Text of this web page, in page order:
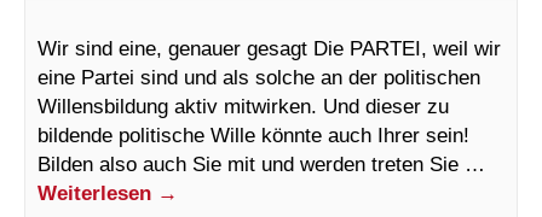
Wir sind eine, genauer gesagt Die PARTEI, weil wir
eine Partei sind und als solche an der politischen
Willensbildung aktiv mitwirken. Und dieser zu
bildende politische Wille könnte auch Ihrer sein!
Bilden also auch Sie mit und werden treten Sie …
Weiterlesen →